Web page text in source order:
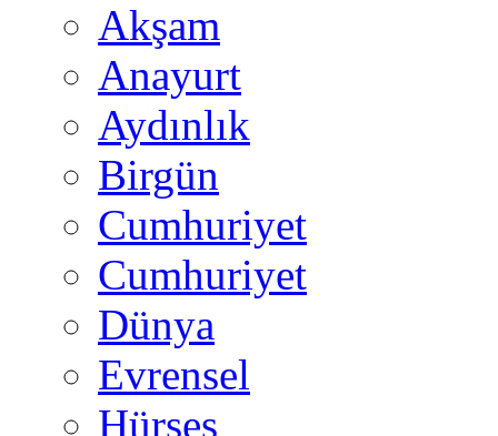
Akşam
Anayurt
Aydınlık
Birgün
Cumhuriyet
Cumhuriyet
Dünya
Evrensel
Hürses